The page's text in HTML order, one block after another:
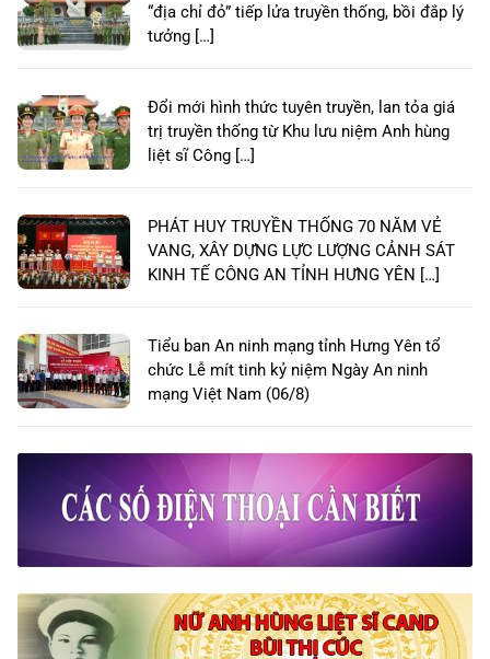
“địa chỉ đỏ” tiếp lửa truyền thống, bồi đắp lý
tưởng […]
Đổi mới hình thức tuyên truyền, lan tỏa giá
trị truyền thống từ Khu lưu niệm Anh hùng
liệt sĩ Công […]
PHÁT HUY TRUYỀN THỐNG 70 NĂM VẺ
VANG, XÂY DỰNG LỰC LƯỢNG CẢNH SÁT
KINH TẾ CÔNG AN TỈNH HƯNG YÊN […]
Tiểu ban An ninh mạng tỉnh Hưng Yên tổ
chức Lễ mít tinh kỷ niệm Ngày An ninh
mạng Việt Nam (06/8)